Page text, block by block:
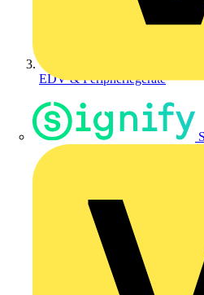
EDV & Peripheriegeräte